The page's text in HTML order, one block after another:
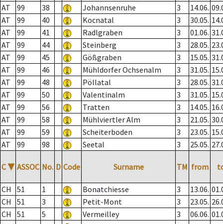
AT
99 38 Johannsenruhe 3 14.06.
AT
99 40 Kocnatal 3 30.05.
AT
99 41 Radlgraben 3 01.06.
AT
99 44 Steinberg 3 28.05.
AT
99 45 Gößgraben 3 15.05.
AT
99 46 Mühldorfer Ochsenalm 3 31.05.
AT
99 48 Pöllatal 3 28.05.
AT
99 50 Valentinalm 3 31.05.
AT
99 56 Tratten 3 14.05.
AT
99 58 Mühlviertler Alm 3 21.05.
AT
99 59 Scheiterboden 3 23.05.
AT
99 98 Seetal 3 25.05.
C ▼ ASSOC No. D Code Surname TM from
CH 51 1 Bonatchiesse 3 13.06.
CH
51 3 Petit-Mont 3 23.05.
CH
51 5 Vermeilley 3 06.06.